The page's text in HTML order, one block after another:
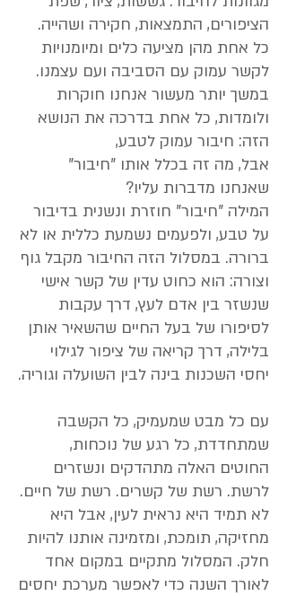
הציפורים, התמצאות, חקירה ושהייה.
כל אחת מהן מציעה כלים ומיומנויות
לקשר עמוק עם הסביבה ועם עצמנו.
במשך יותר מעשור אנחנו חוקרות
ולומדות, כל אחת בדרכה את הנושא
הזה: חיבור עמוק לטבע,
אבל, מה זה בכלל אותו "חיבור"
שאנחנו מדברות עליו?
המילה "חיבור" חוזרת ונשנית בדיבור
על טבע, ולפעמים נשמעת כללית או לא
ברורה. במסלול הזה החיבור מקבל גוף
וצורה: הוא כחוט עדין של קשר אישי
שנשזר בין אדם לעץ, דרך עקבות
לסיפורו של בעל החיים שהשאיר אותן
בלילה, דרך קריאה של ציפור לגילוי
יחסי השכנות בינה לבין השועלה וגוריה.
עם כל מבט שמעמיק, כל הקשבה
שמתחדדת, כל רגע של נוכחות,
החוטים האלה מתהדקים ונשזרים
לרשת. רשת של קשרים. רשת של חיים.
לא תמיד היא נראית לעין, אבל היא
מחזיקה, תומכת, ומזמינה אותנו להיות
חלק. המסלול מתקיים במקום אחד
לאורך השנה כדי לאפשר מערכת יחסים